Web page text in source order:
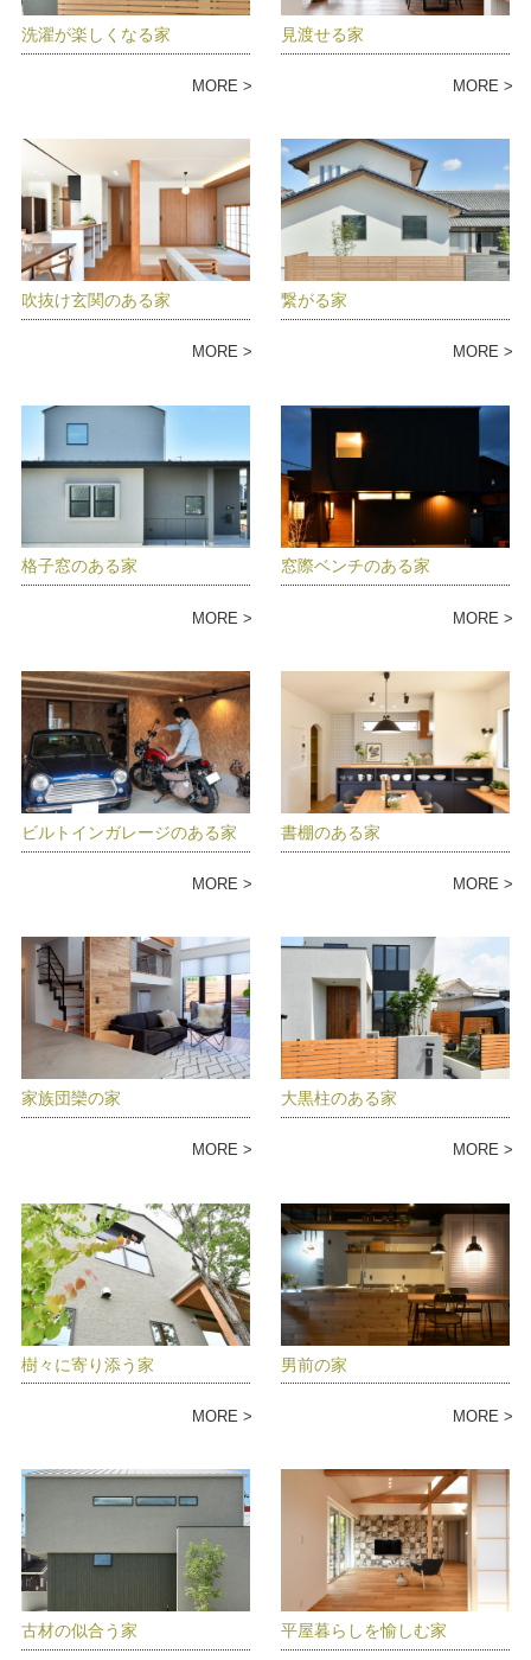
洗濯が楽しくなる家
MORE
見渡せる家
MORE
吹抜け玄関のある家
MORE
繋がる家
MORE
格子窓のある家
MORE
窓際ベンチのある家
MORE
ビルトインガレージのある家
MORE
書棚のある家
MORE
家族団欒の家
MORE
大黒柱のある家
MORE
樹々に寄り添う家
MORE
男前の家
MORE
古材の似合う家 平屋暮らしを愉しむ家